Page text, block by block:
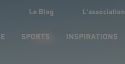
Le Blog L'association
SPORTS INSPIRATIONS